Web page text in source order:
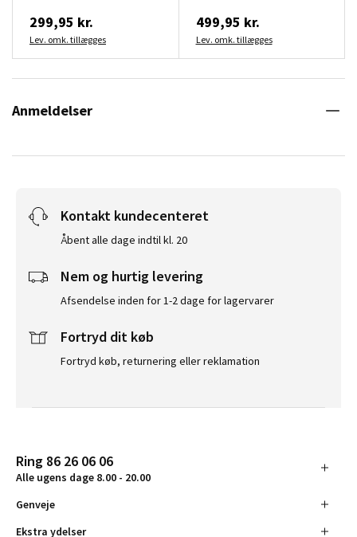
299,95 kr.
Lev. omk. tillægges
499,95 kr.
Lev. omk. tillægges
Anmeldelser
Kontakt kundecenteret
Åbent alle dage indtil kl. 20
Nem og hurtig levering
Afsendelse inden for 1-2 dage for lagervarer
Fortryd dit køb
Fortryd køb, returnering eller reklamation
Ring 86 26 06 06
Alle ugens dage 8.00 - 20.00
Genveje
Ekstra ydelser